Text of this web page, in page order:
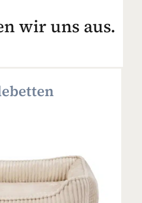
wir uns aus.